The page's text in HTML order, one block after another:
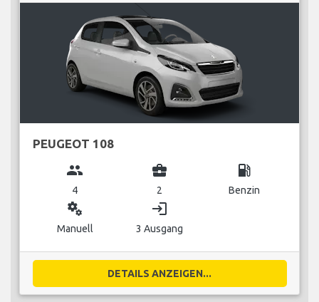
PEUGEOT 108
group
4
business_center
2
local_gas_station
Benzin
miscellaneous_services
Manuell
login
3 Ausgang
DETAILS ANZEIGEN...